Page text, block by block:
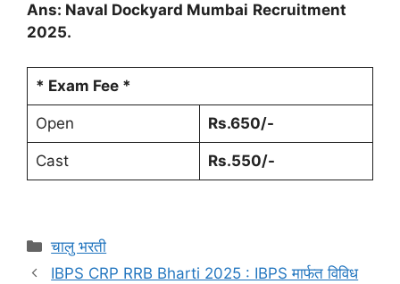
Ans: Naval Dockyard Mumbai Recruitment
2025.
* Exam Fee *
Open Rs.650/-
Cast Rs.550/-
चालु भरती
IBPS CRP RRB Bharti 2025 : IBPS मार्फत विविध